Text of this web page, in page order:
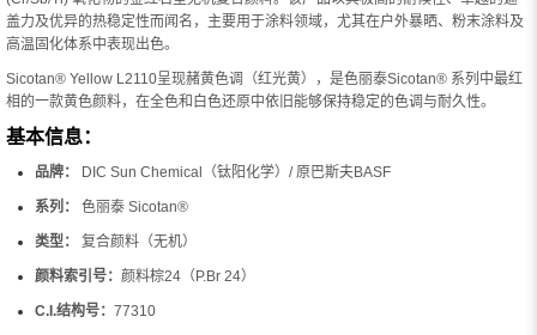
盖力及优异的热稳定性而闻名，主要用于涂料领域，尤其在户外暴晒、粉末涂料及
高温固化体系中表现出色。
Sicotan® Yellow L2110呈现赭黄色调（红光黄），是色丽泰Sicotan® 系列中最红
相的一款黄色颜料，在全色和白色还原中依旧能够保持稳定的色调与耐久性。
基本信息：
品牌： DIC Sun Chemical（钛阳化学）/ 原巴斯夫BASF
系列： 色丽泰 Sicotan®
类型： 复合颜料（无机）
颜料索引号： 颜料棕24（P.Br 24）
C.I.结构号： 77310